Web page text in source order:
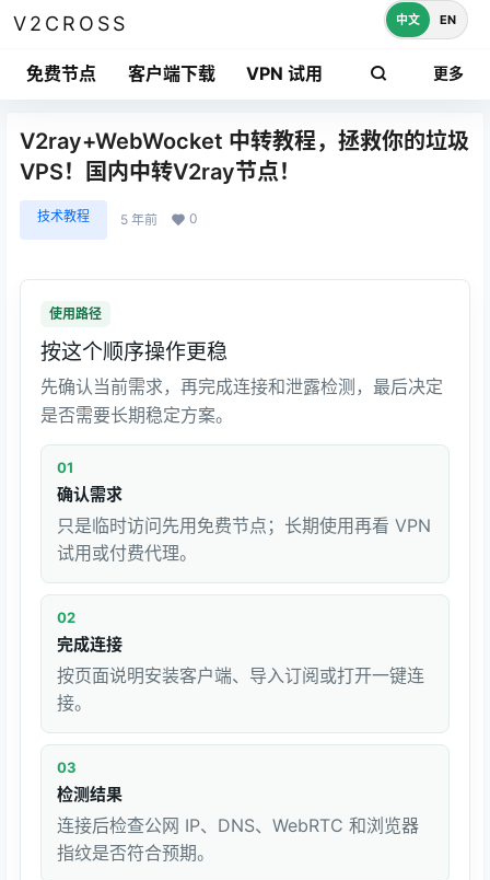
V2CROSS
免费节点 客户端下载 VPN 试用 更多
中文 EN
V2ray+WebWocket 中转教程，拯救你的垃圾
VPS！国内中转V2ray节点！
技术教程 5 年前 0
使用路径
按这个顺序操作更稳
先确认当前需求，再完成连接和泄露检测，最后决定
是否需要长期稳定方案。
01
确认需求
只是临时访问先用免费节点；长期使用再看 VPN
试用或付费代理。
02
完成连接
按页面说明安装客户端、导入订阅或打开一键连
接。
03
检测结果
连接后检查公网 IP、DNS、WebRTC 和浏览器
指纹是否符合预期。